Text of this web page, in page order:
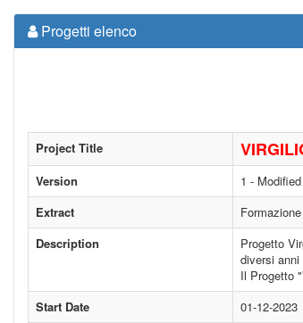
Progetti elenco
Project Title
Version
1 -
Extract
Description
Progetto
diversi
Il Progetto
Start Date
01-12-2023